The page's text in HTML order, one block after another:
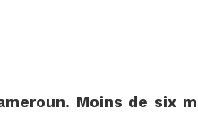
Moins de six